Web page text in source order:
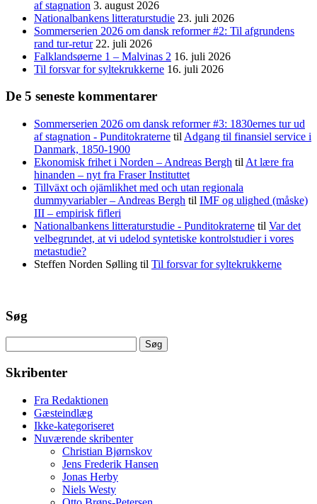
af stagnation 3. august 2026
Nationalbankens litteraturstudie 23. juli 2026
Sommerserien 2026 om dansk reformer #2: Til afgrundens
rand tur-retur 22. juli 2026
Falklandsøerne 1 – Malvinas 2 16. juli 2026
Til forsvar for syltekrukkerne 16. juli 2026
De 5 seneste kommentarer
Sommerserien 2026 om dansk reformer #3: 1830ernes tur ud
af stagnation - Punditokraterne til Adgang til finansiel service i
Danmark, 1850-1900
Ekonomisk frihet i Norden – Andreas Bergh til At lære fra
hinanden – nyt fra Fraser Instituttet
Tillväxt och ojämlikhet med och utan regionala
dummyvariabler – Andreas Bergh til IMF og ulighed (måske)
III – empirisk fifleri
Nationalbankens litteraturstudie - Punditokraterne til Var det
velbegrundet, at vi udelod syntetiske kontrolstudier i vores
metastudie?
Steffen Norden Sølling til Til forsvar for syltekrukkerne
Søg
efter:
Skribenter
Fra Redaktionen
Gæsteindlæg
Ikke-kategoriseret
Nuværende skribenter
Christian Bjørnskov
Jens Frederik Hansen
Jonas Herby
Niels Westy